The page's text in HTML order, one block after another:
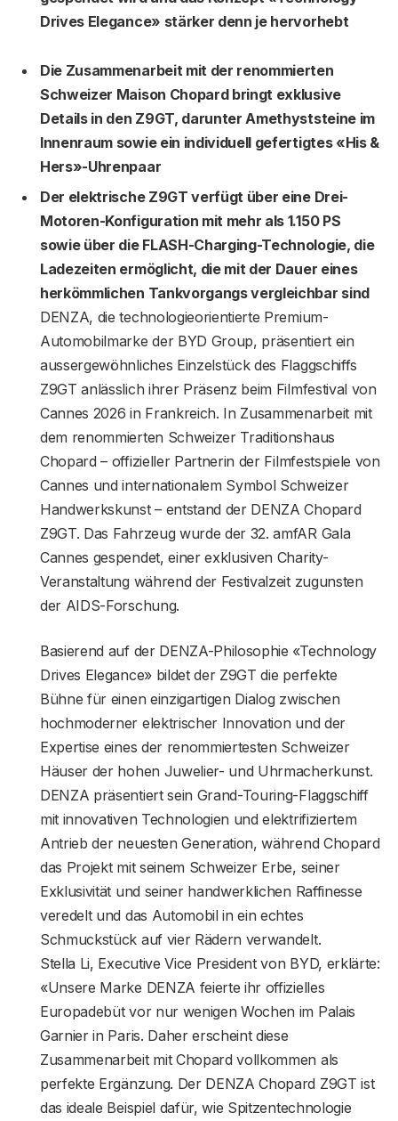
Drives Elegance» stärker denn je hervorhebt
Die Zusammenarbeit mit der renommierten
Schweizer Maison Chopard bringt exklusive
Details in den Z9GT, darunter Amethyststeine im
Innenraum sowie ein individuell gefertigtes «His &
Hers»-Uhrenpaar
Der elektrische Z9GT verfügt über eine Drei-
Motoren-Konfiguration mit mehr als 1.150 PS
sowie über die FLASH-Charging-Technologie, die
Ladezeiten ermöglicht, die mit der Dauer eines
herkömmlichen Tankvorgangs vergleichbar sind
DENZA, die technologieorientierte Premium-
Automobilmarke der BYD Group, präsentiert ein
aussergewöhnliches Einzelstück des Flaggschiffs
Z9GT anlässlich ihrer Präsenz beim Filmfestival von
Cannes 2026 in Frankreich. In Zusammenarbeit mit
dem renommierten Schweizer Traditionshaus
Chopard – offizieller Partnerin der Filmfestspiele von
Cannes und internationalem Symbol Schweizer
Handwerkskunst – entstand der DENZA Chopard
Z9GT. Das Fahrzeug wurde der 32. amfAR Gala
Cannes gespendet, einer exklusiven Charity-
Veranstaltung während der Festivalzeit zugunsten
der AIDS-Forschung.
Basierend auf der DENZA-Philosophie «Technology
Drives Elegance» bildet der Z9GT die perfekte
Bühne für einen einzigartigen Dialog zwischen
hochmoderner elektrischer Innovation und der
Expertise eines der renommiertesten Schweizer
Häuser der hohen Juwelier- und Uhrmacherkunst.
DENZA präsentiert sein Grand-Touring-Flaggschiff
mit innovativen Technologien und elektrifiziertem
Antrieb der neuesten Generation, während Chopard
das Projekt mit seinem Schweizer Erbe, seiner
Exklusivität und seiner handwerklichen Raffinesse
veredelt und das Automobil in ein echtes
Schmuckstück auf vier Rädern verwandelt.
Stella Li, Executive Vice President von BYD, erklärte:
«Unsere Marke DENZA feierte ihr offizielles
Europadebüt vor nur wenigen Wochen im Palais
Garnier in Paris. Daher erscheint diese
Zusammenarbeit mit Chopard vollkommen als
perfekte Ergänzung. Der DENZA Chopard Z9GT ist
das ideale Beispiel dafür, wie Spitzentechnologie